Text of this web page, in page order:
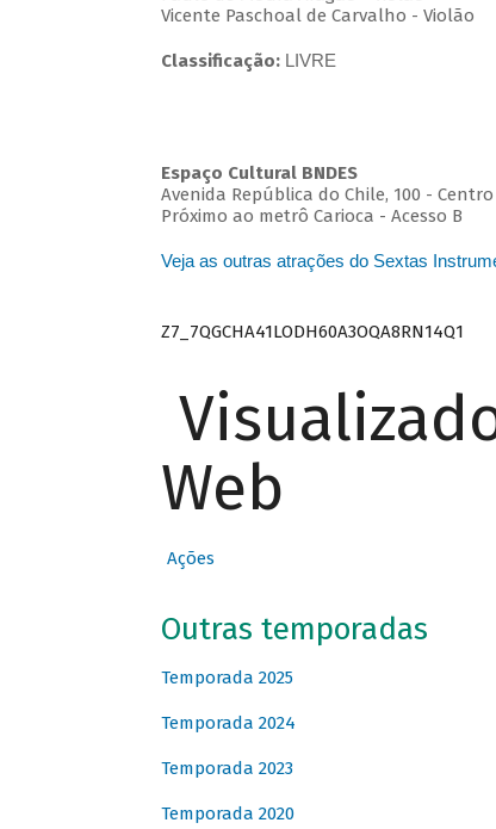
Vicente Paschoal de Carvalho - Violão
Classificação: LIVRE
Espaço Cultural BNDES
Avenida República do Chile, 100 - Centro
Próximo ao metrô Carioca - Acesso B
Veja as outras atrações do Sextas
Z7_7QGCHA41LODH60A3OQA8RN14Q1
Web
Ações
Outras temporadas
Temporada 2025
Temporada 2024
Temporada 2023
Temporada 2020